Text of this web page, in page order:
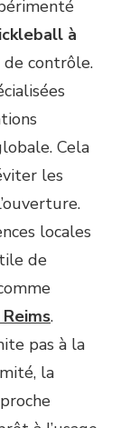
à
contrôle.
Cela
les
locales
de
.
pas à la
la